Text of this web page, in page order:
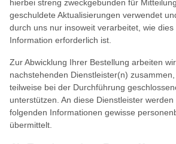
hierbei streng zweckgebunden für
geschuldete Aktualisierungen verwendet
durch uns nur insoweit verarbeitet, wie dies
Information erforderlich ist.
Zur Abwicklung Ihrer Bestellung arbeiten
nachstehenden Dienstleister(n)
teilweise bei der Durchführung
unterstützen. An diese Dienstleister
folgenden Informationen gewisse
übermittelt.